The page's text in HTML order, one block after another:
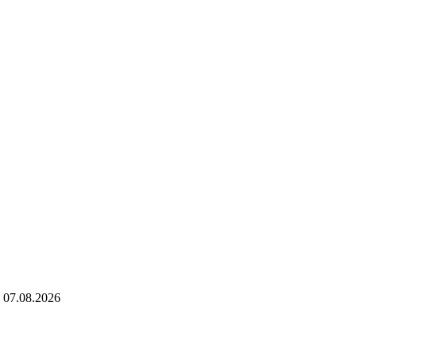
07.08.2026